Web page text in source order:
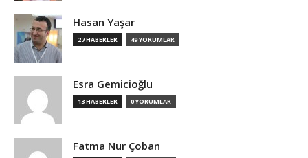
Hasan Yaşar
27 HABERLER 49 YORUMLAR
Esra Gemicioğlu
13 HABERLER 0 YORUMLAR
Fatma Nur Çoban